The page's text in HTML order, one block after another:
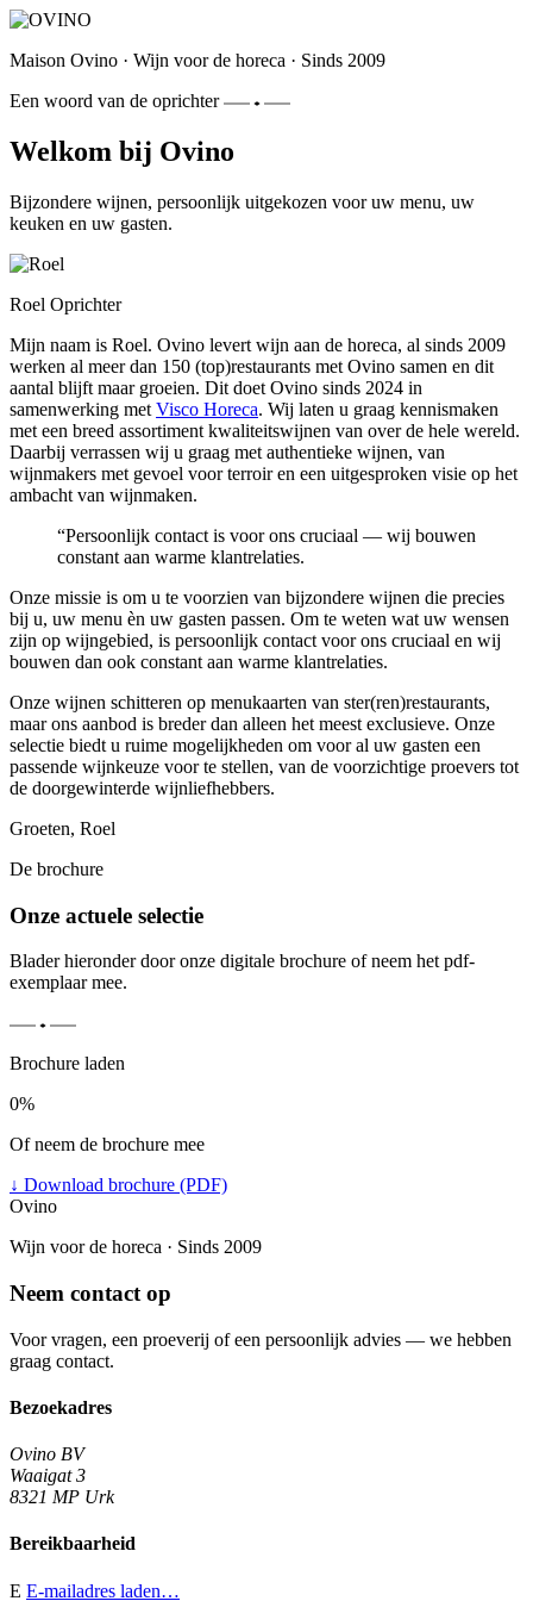
Maison Ovino · Wijn voor de horeca · Sinds 2009
Een woord van de oprichter
Welkom bij Ovino
Bijzondere wijnen, persoonlijk uitgekozen voor uw menu, uw
keuken en uw gasten.
Roel Oprichter
Mijn naam is Roel. Ovino levert wijn aan de horeca, al sinds 2009
werken al meer dan 150 (top)restaurants met Ovino samen en dit
aantal blijft maar groeien. Dit doet Ovino sinds 2024 in
samenwerking met Visco Horeca. Wij laten u graag kennismaken
met een breed assortiment kwaliteitswijnen van over de hele wereld.
Daarbij verrassen wij u graag met authentieke wijnen, van
wijnmakers met gevoel voor terroir en een uitgesproken visie op het
ambacht van wijnmaken.
“Persoonlijk contact is voor ons cruciaal — wij bouwen
constant aan warme klantrelaties.
Onze missie is om u te voorzien van bijzondere wijnen die precies
bij u, uw menu èn uw gasten passen. Om te weten wat uw wensen
zijn op wijngebied, is persoonlijk contact voor ons cruciaal en wij
bouwen dan ook constant aan warme klantrelaties.
Onze wijnen schitteren op menukaarten van ster(ren)restaurants,
maar ons aanbod is breder dan alleen het meest exclusieve. Onze
selectie biedt u ruime mogelijkheden om voor al uw gasten een
passende wijnkeuze voor te stellen, van de voorzichtige proevers tot
de doorgewinterde wijnliefhebbers.
Groeten, Roel
De brochure
Onze actuele selectie
Blader hieronder door onze digitale brochure of neem het pdf-
exemplaar mee.
Brochure laden
0%
Of neem de brochure mee
↓ Download brochure (PDF)
Ovino
Wijn voor de horeca · Sinds 2009
Neem contact op
Voor vragen, een proeverij of een persoonlijk advies — we hebben
graag contact.
Bezoekadres
Ovino BV
Waaigat 3
8321 MP Urk
Bereikbaarheid
E E-mailadres laden…